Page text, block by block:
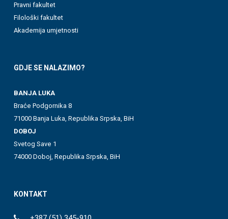
Pravni fakultet
Filološki fakultet
Akademija umjetnosti
GDJE SE NALAZIMO?
BANJA LUKA
Braće Podgornika 8
71000 Banja Luka, Republika Srpska, BiH
DOBOJ
Svetog Save 1
74000 Doboj, Republika Srpska, BiH
KONTAKT